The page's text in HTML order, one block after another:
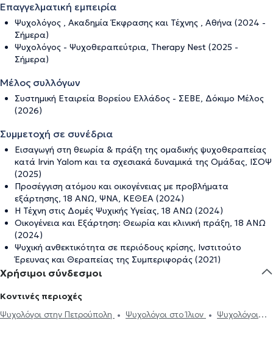
Επαγγελματική εμπειρία
Ψυχολόγος , Ακαδημία Έκφρασης και Τέχνης , Αθήνα (2024 -
Σήμερα)
Ψυχολόγος - Ψυχοθεραπεύτρια, Therapy Nest (2025 -
Σήμερα)
Μέλος συλλόγων
Συστημική Εταιρεία Βορείου Ελλάδος - ΣΕΒΕ, Δόκιμο Μέλος
(2026)
Συμμετοχή σε συνέδρια
Εισαγωγή στη θεωρία & πράξη της ομαδικής ψυχοθεραπείας
κατά Irvin Yalom και τα σχεσιακά δυναμικά της Ομάδας, ΙΣΟΨ
(2025)
Προσέγγιση ατόμου και οικογένειας με προβλήματα
εξάρτησης, 18 ΑΝΩ, ΨΝΑ, ΚΕΘΕΑ (2024)
Η Τέχνη στις Δομές Ψυχικής Υγείας, 18 ΑΝΩ (2024)
Οικογένεια και Εξάρτηση: Θεωρία και κλινική πράξη, 18 ΑΝΩ
(2024)
Ψυχική ανθεκτικότητα σε περιόδους κρίσης, Ινστιτούτο
Έρευνας και Θεραπείας της Συμπεριφοράς (2021)
Χρήσιμοι σύνδεσμοι
Κοντινές περιοχές
Ψυχολόγοι στην Πετρούπολη
Ψυχολόγοι στο Ίλιον
Ψυχολόγοι